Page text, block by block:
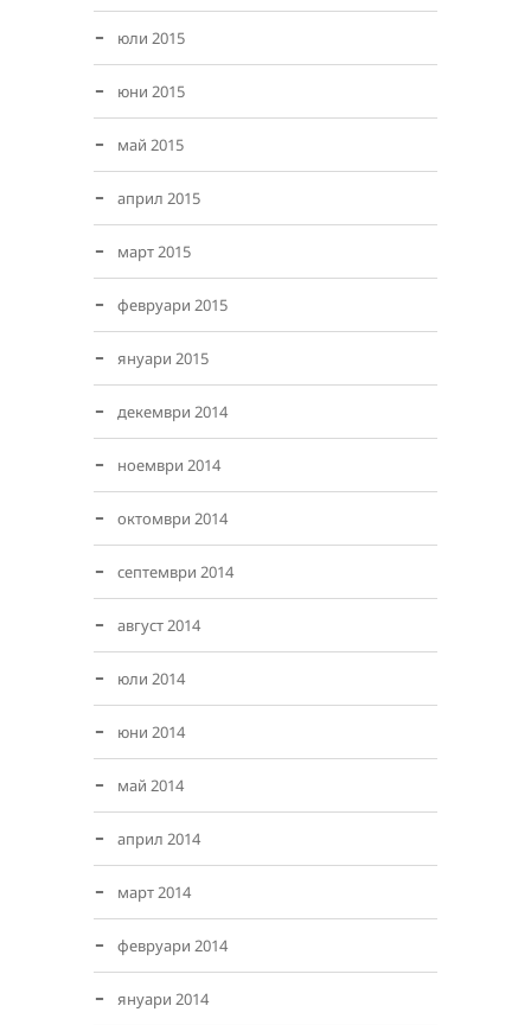
юли 2015
юни 2015
май 2015
април 2015
март 2015
февруари 2015
януари 2015
декември 2014
ноември 2014
октомври 2014
септември 2014
август 2014
юли 2014
юни 2014
май 2014
април 2014
март 2014
февруари 2014
януари 2014